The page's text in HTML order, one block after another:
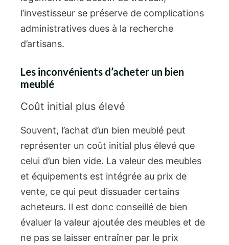
l’investisseur se préserve de complications
administratives dues à la recherche
d’artisans.
Les inconvénients d’acheter un bien
meublé
Coût initial plus élevé
Souvent, l’achat d’un bien meublé peut
représenter un coût initial plus élevé que
celui d’un bien vide. La valeur des meubles
et équipements est intégrée au prix de
vente, ce qui peut dissuader certains
acheteurs. Il est donc conseillé de bien
évaluer la valeur ajoutée des meubles et de
ne pas se laisser entraîner par le prix